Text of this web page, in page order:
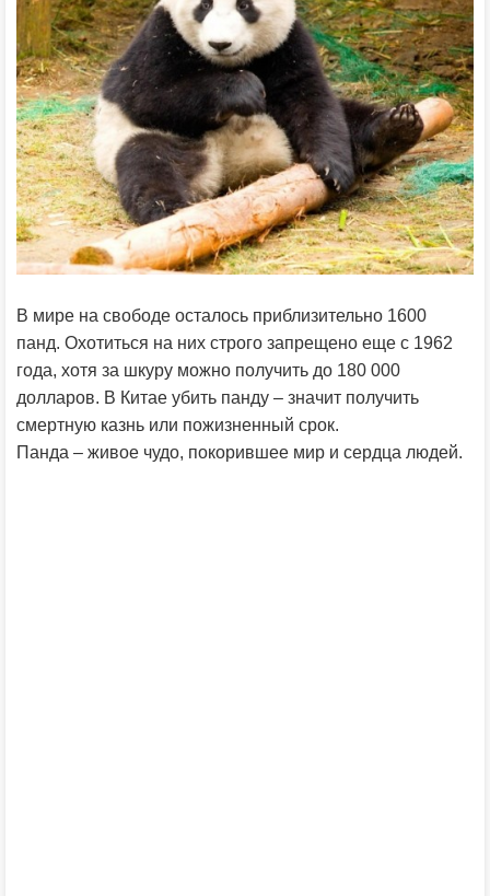
В мире на свободе осталось приблизительно 1600
панд. Охотиться на них строго запрещено еще с 1962
года, хотя за шкуру можно получить до 180 000
долларов. В Китае убить панду – значит получить
смертную казнь или пожизненный срок.
Панда – живое чудо, покорившее мир и сердца людей.